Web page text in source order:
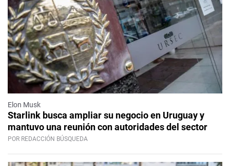
Elon Musk
Starlink busca ampliar su negocio en Uruguay y
mantuvo una reunión con autoridades del sector
POR REDACCIÓN BÚSQUEDA